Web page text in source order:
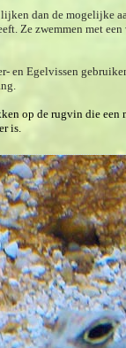
dan de mogelijke
Ze zwemmen met
en Egelvissen
op de rugvin die een
is.